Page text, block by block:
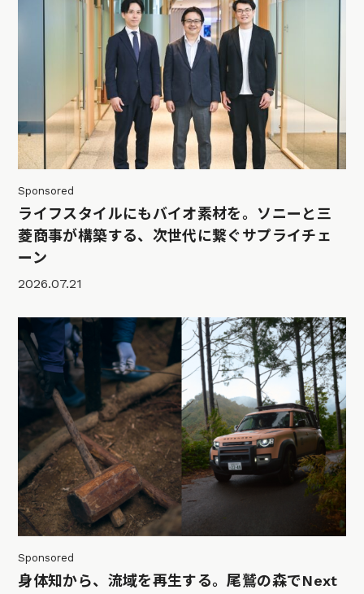
Sponsored
ライフスタイルにもバイオ素材を。ソニーと三
菱商事が構築する、次世代に繋ぐサプライチェ
ーン
2026.07.21
Sponsored
身体知から、流域を再生する。尾鷲の森でNext